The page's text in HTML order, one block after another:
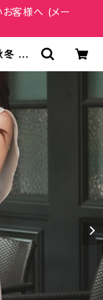
客様へ (メー
冬 春
OL
オフ
ばれ
ュアル
ス ナ
ジュ
OS
代,
ョン